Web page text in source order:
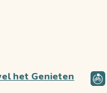
het Genieten